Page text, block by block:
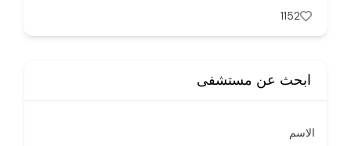
1152
ابحث عن مستشفى
الاسم